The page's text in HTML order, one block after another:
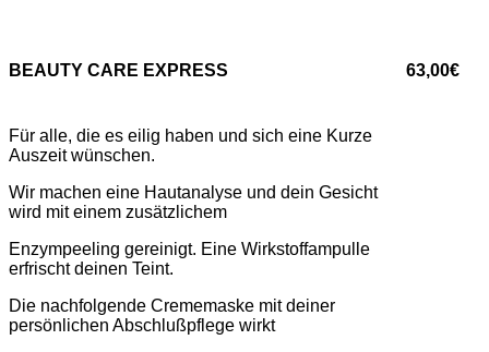
BEAUTY CARE EXPRESS 63,00€
Für alle, die es eilig haben und sich eine Kurze
Auszeit wünschen.
Wir machen eine Hautanalyse und dein Gesicht
wird mit einem zusätzlichem
Enzympeeling gereinigt. Eine Wirkstoffampulle
erfrischt deinen Teint.
Die nachfolgende Crememaske mit deiner
persönlichen Abschlußpflege wirkt